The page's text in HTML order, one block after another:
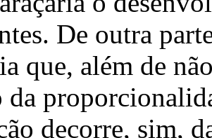
De outra
que, além de
decorre, sim,